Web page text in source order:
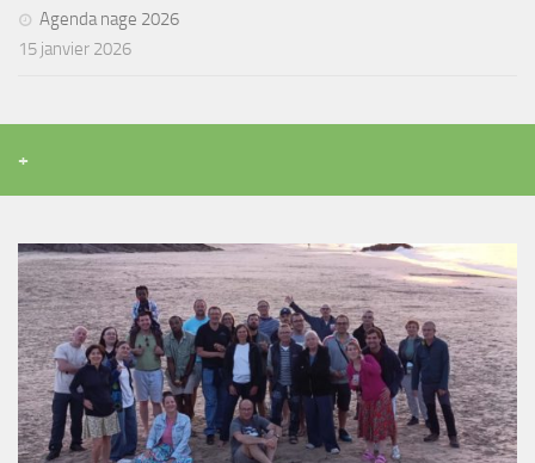
Agenda
Les Palmes du Lac
Agenda nage 2026
15 janvier 2026
+